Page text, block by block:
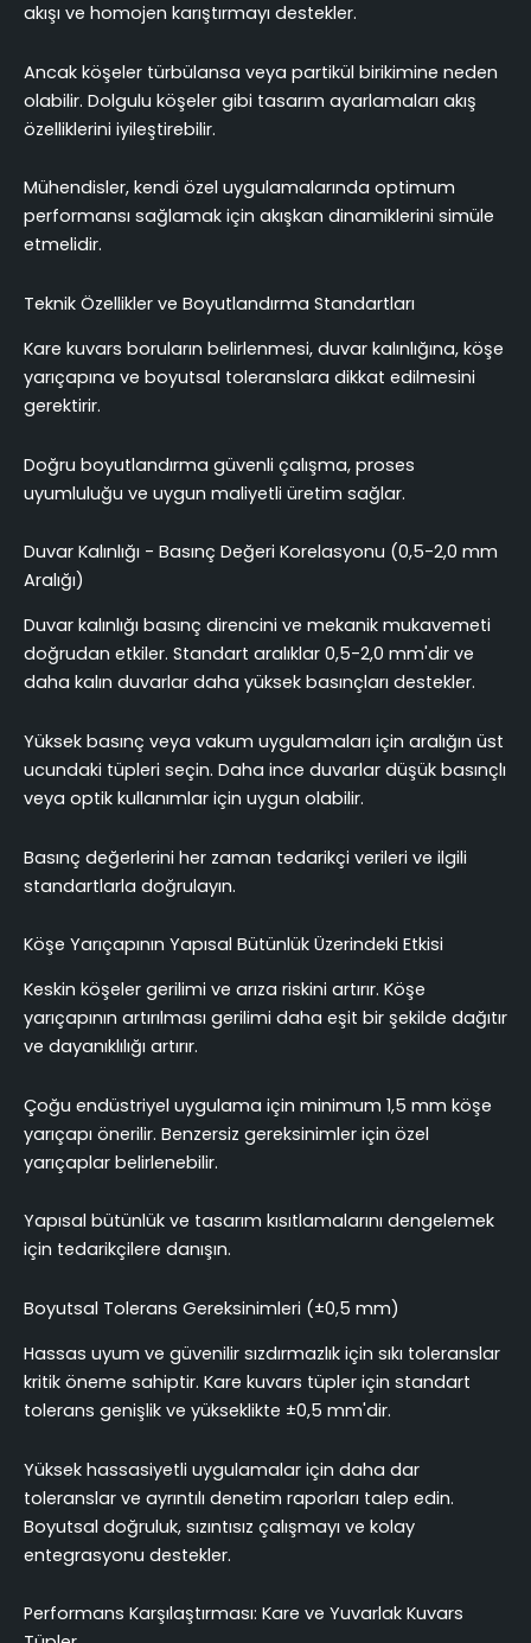
akışı ve homojen karıştırmayı destekler.
Ancak köşeler türbülansa veya partikül birikimine neden
olabilir. Dolgulu köşeler gibi tasarım ayarlamaları akış
özelliklerini iyileştirebilir.
Mühendisler, kendi özel uygulamalarında optimum
performansı sağlamak için akışkan dinamiklerini simüle
etmelidir.
Teknik Özellikler ve Boyutlandırma Standartları
Kare kuvars boruların belirlenmesi, duvar kalınlığına, köşe
yarıçapına ve boyutsal toleranslara dikkat edilmesini
gerektirir.
Doğru boyutlandırma güvenli çalışma, proses
uyumluluğu ve uygun maliyetli üretim sağlar.
Duvar Kalınlığı - Basınç Değeri Korelasyonu (0,5-2,0 mm
Aralığı)
Duvar kalınlığı basınç direncini ve mekanik mukavemeti
doğrudan etkiler. Standart aralıklar 0,5-2,0 mm'dir ve
daha kalın duvarlar daha yüksek basınçları destekler.
Yüksek basınç veya vakum uygulamaları için aralığın üst
ucundaki tüpleri seçin. Daha ince duvarlar düşük basınçlı
veya optik kullanımlar için uygun olabilir.
Basınç değerlerini her zaman tedarikçi verileri ve ilgili
standartlarla doğrulayın.
Köşe Yarıçapının Yapısal Bütünlük Üzerindeki Etkisi
Keskin köşeler gerilimi ve arıza riskini artırır. Köşe
yarıçapının artırılması gerilimi daha eşit bir şekilde dağıtır
ve dayanıklılığı artırır.
Çoğu endüstriyel uygulama için minimum 1,5 mm köşe
yarıçapı önerilir. Benzersiz gereksinimler için özel
yarıçaplar belirlenebilir.
Yapısal bütünlük ve tasarım kısıtlamalarını dengelemek
için tedarikçilere danışın.
Boyutsal Tolerans Gereksinimleri (±0,5 mm)
Hassas uyum ve güvenilir sızdırmazlık için sıkı toleranslar
kritik öneme sahiptir. Kare kuvars tüpler için standart
tolerans genişlik ve yükseklikte ±0,5 mm'dir.
Yüksek hassasiyetli uygulamalar için daha dar
toleranslar ve ayrıntılı denetim raporları talep edin.
Boyutsal doğruluk, sızıntısız çalışmayı ve kolay
entegrasyonu destekler.
Performans Karşılaştırması: Kare ve Yuvarlak Kuvars